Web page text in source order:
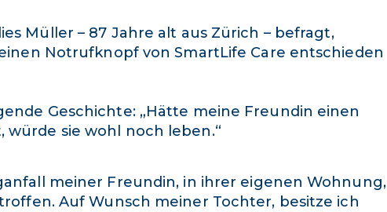
Müller – 87 Jahre alt aus Zürich – befragt,
Notrufknopf von SmartLife Care entschieden
Geschichte: „Hätte meine Freundin einen
sie wohl noch leben.“
meiner Freundin, in ihrer eigenen Wohnung,
Auf Wunsch meiner Tochter, besitze ich